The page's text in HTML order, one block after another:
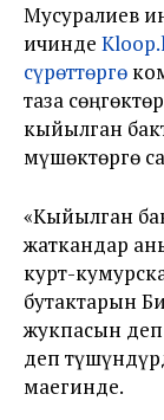
Мусуралиев
ичинде
сүрөттөргө
таза
кыйылган
мүшөктөргө
«Кыйылган
жаткандар
курт-
бутактарын
жукпасын
деп
маегинде.